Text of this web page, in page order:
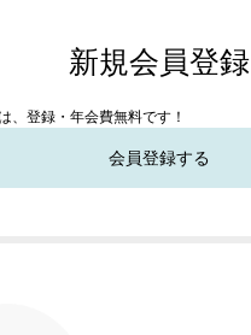
新規会員登録
、登録・年会費無料です！
会員登録する